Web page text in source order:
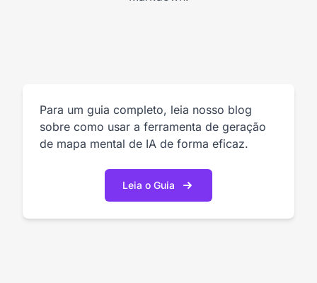
Para um guia completo, leia nosso blog
sobre como usar a ferramenta de geração
de mapa mental de IA de forma eficaz.
Leia o Guia